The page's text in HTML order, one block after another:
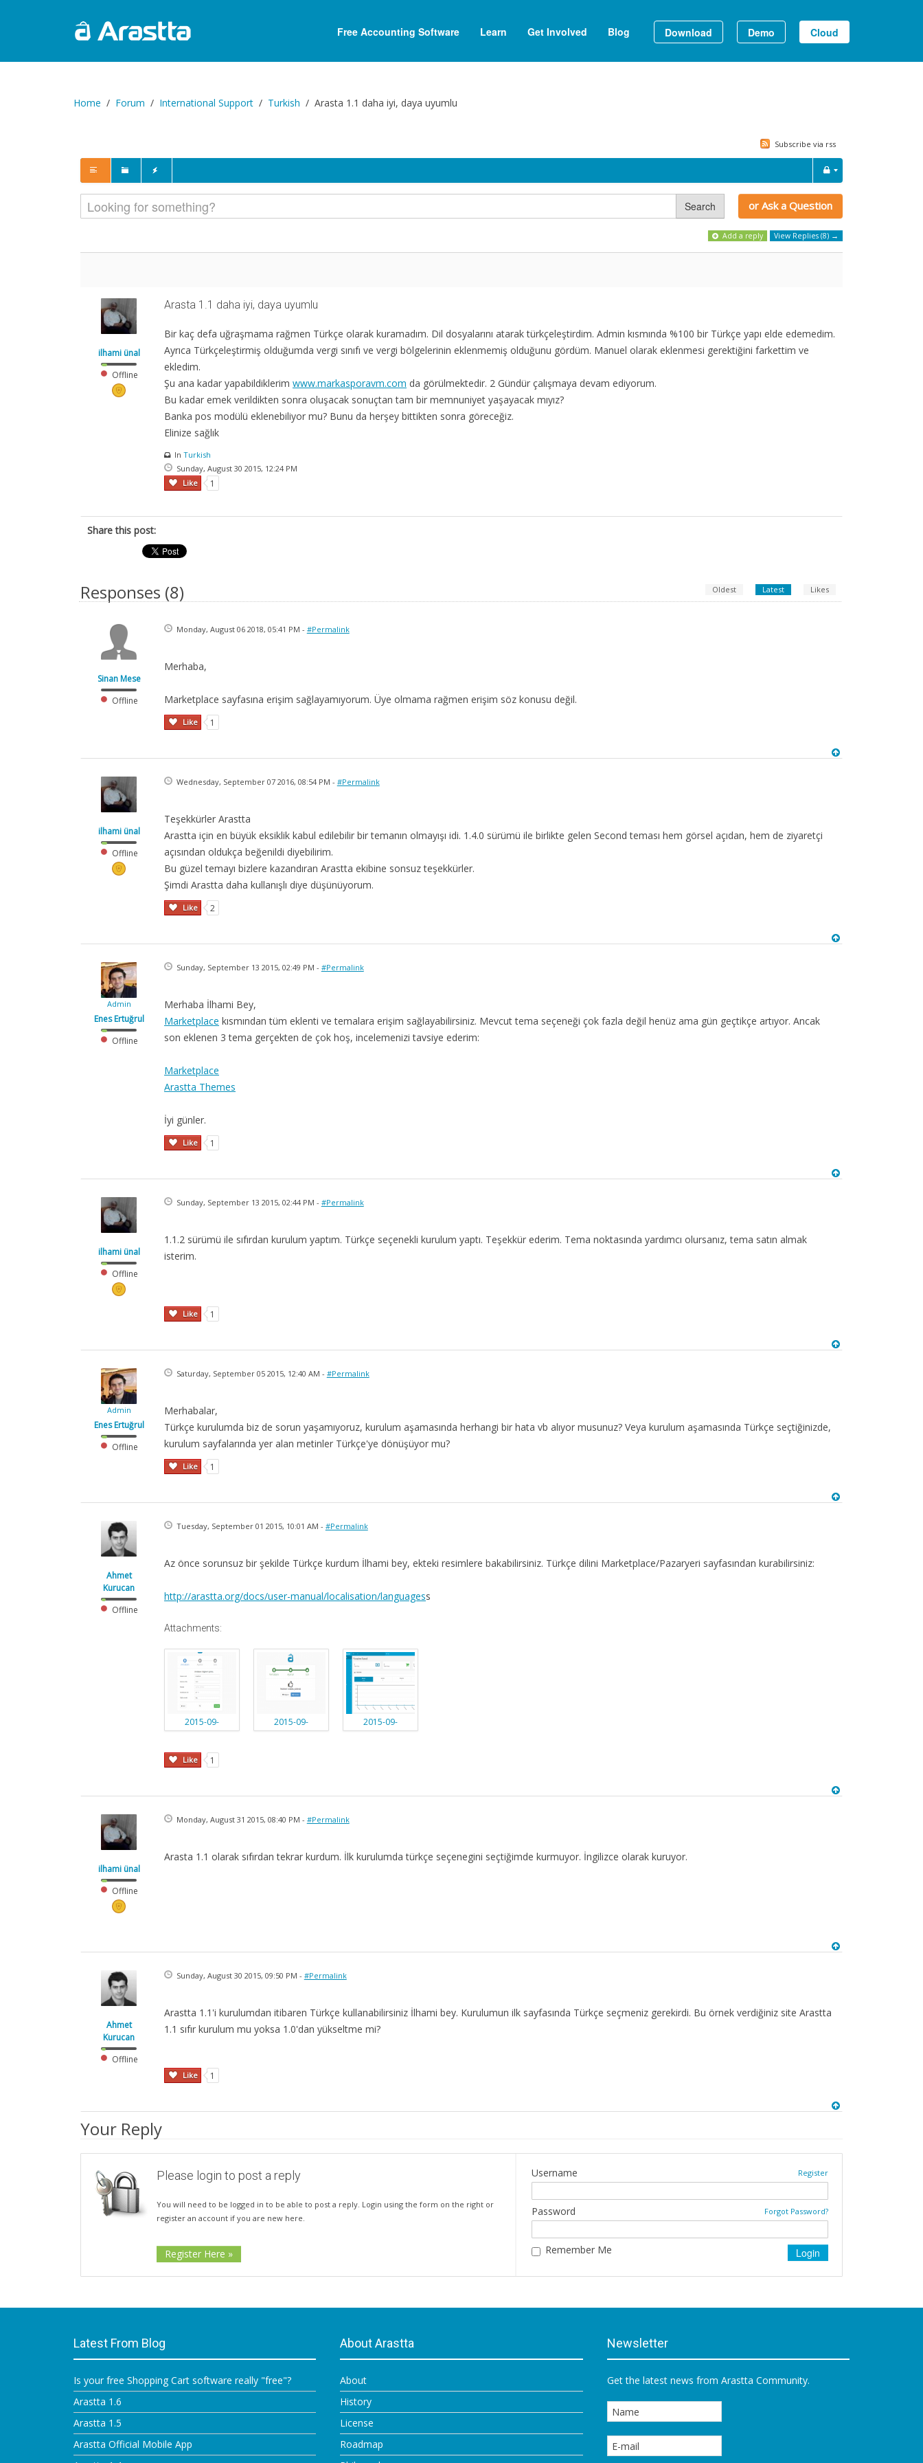
Free Accounting Software Learn Get Involved Blog Download Demo Cloud
Home Forum International Support Turkish Arasta 1.1 daha iyi, daya uyumlu
Subscribe via rss
Search or Ask a Question
Add a reply View Replies (8) →
ilhami ünal
Offline
Arasta 1.1 daha iyi, daya uyumlu
Bir kaç defa uğraşmama rağmen Türkçe olarak kuramadım. Dil dosyalarını atarak türkçeleştirdim. Admin kısmında %100 bir Türkçe yapı elde edemedim.
Ayrıca Türkçeleştirmiş olduğumda vergi sınıfı ve vergi bölgelerinin eklenmemiş olduğunu gördüm. Manuel olarak eklenmesi gerektiğini farkettim ve
ekledim.
Şu ana kadar yapabildiklerim www.markasporavm.com da görülmektedir. 2 Gündür çalışmaya devam ediyorum.
Bu kadar emek verildikten sonra oluşacak sonuçtan tam bir memnuniyet yaşayacak mıyız?
Banka pos modülü eklenebiliyor mu? Bunu da herşey bittikten sonra göreceğiz.
Elinize sağlık
In Turkish
Sunday, August 30 2015, 12:24 PM
Like
1
Share this post:
Responses (8) Likes
Latest
Oldest
Sinan Mese
Offline
Monday, August 06 2018, 05:41 PM - #Permalink
Merhaba,
Marketplace sayfasına erişim sağlayamıyorum. Üye olmama rağmen erişim söz konusu değil.
Like 1
ilhami ünal
Offline
Wednesday, September 07 2016, 08:54 PM - #Permalink
Teşekkürler Arastta
Arastta için en büyük eksiklik kabul edilebilir bir temanın olmayışı idi. 1.4.0 sürümü ile birlikte gelen Second teması hem görsel açıdan, hem de ziyaretçi
açısından oldukça beğenildi diyebilirim.
Bu güzel temayı bizlere kazandıran Arastta ekibine sonsuz teşekkürler.
Şimdi Arastta daha kullanışlı diye düşünüyorum.
Like 2
Admin
Enes Ertuğrul
Offline
Sunday, September 13 2015, 02:49 PM - #Permalink
Merhaba İlhami Bey,
Marketplace kısmından tüm eklenti ve temalara erişim sağlayabilirsiniz. Mevcut tema seçeneği çok fazla değil henüz ama gün geçtikçe artıyor. Ancak
son eklenen 3 tema gerçekten de çok hoş, incelemenizi tavsiye ederim:
Marketplace
Arastta Themes
İyi günler.
Like 1
ilhami ünal
Offline
Sunday, September 13 2015, 02:44 PM - #Permalink
1.1.2 sürümü ile sıfırdan kurulum yaptım. Türkçe seçenekli kurulum yaptı. Teşekkür ederim. Tema noktasında yardımcı olursanız, tema satın almak
isterim.
Like 1
Admin
Enes Ertuğrul
Offline
Saturday, September 05 2015, 12:40 AM - #Permalink
Merhabalar,
Türkçe kurulumda biz de sorun yaşamıyoruz, kurulum aşamasında herhangi bir hata vb alıyor musunuz? Veya kurulum aşamasında Türkçe seçtiğinizde,
kurulum sayfalarında yer alan metinler Türkçe'ye dönüşüyor mu?
Like 1
Ahmet
Kurucan
Offline
Tuesday, September 01 2015, 10:01 AM - #Permalink
Az önce sorunsuz bir şekilde Türkçe kurdum İlhami bey, ekteki resimlere bakabilirsiniz. Türkçe dilini Marketplace/Pazaryeri sayfasından kurabilirsiniz:
http://arastta.org/docs/user-manual/localisation/languagess
Attachments:
2015-09-
2015-09-
2015-09-
Like 1
ilhami ünal
Offline
Monday, August 31 2015, 08:40 PM - #Permalink
Arasta 1.1 olarak sıfırdan tekrar kurdum. İlk kurulumda türkçe seçenegini seçtiğimde kurmuyor. İngilizce olarak kuruyor.
Ahmet
Kurucan
Offline
Sunday, August 30 2015, 09:50 PM - #Permalink
Arastta 1.1'i kurulumdan itibaren Türkçe kullanabilirsiniz İlhami bey. Kurulumun ilk sayfasında Türkçe seçmeniz gerekirdi. Bu örnek verdiğiniz site Arastta
1.1 sıfır kurulum mu yoksa 1.0'dan yükseltme mi?
Like 1
Your Reply
Please login to post a reply
You will need to be logged in to be able to post a reply. Login using the form on the right or
register an account if you are new here.
Register Here »
Register
Username
Forgot Password?
Password
Remember Me
Latest From Blog
Is your free Shopping Cart software really "free"?
Arastta 1.6
Arastta 1.5
Arastta Official Mobile App
About Arastta
About
History
License
Roadmap
Newsletter
Get the latest news from Arastta Community.